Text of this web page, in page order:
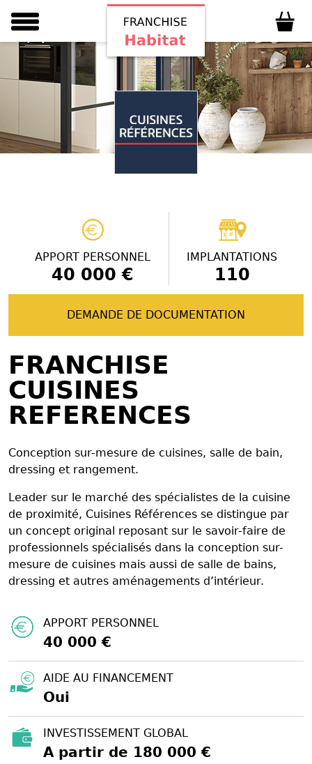
APPORT PERSONNEL
40 000 €
IMPLANTATIONS
110
DEMANDE DE DOCUMENTATION
FRANCHISE
CUISINES
REFERENCES
Conception sur-mesure de cuisines, salle de bain,
dressing et rangement.
Leader sur le marché des spécialistes de la cuisine
de proximité, Cuisines Références se distingue par
un concept original reposant sur le savoir-faire de
professionnels spécialisés dans la conception sur-
mesure de cuisines mais aussi de salle de bains,
dressing et autres aménagements d’intérieur.
APPORT PERSONNEL
40 000 €
AIDE AU FINANCEMENT
Oui
INVESTISSEMENT GLOBAL
A partir de 180 000 €